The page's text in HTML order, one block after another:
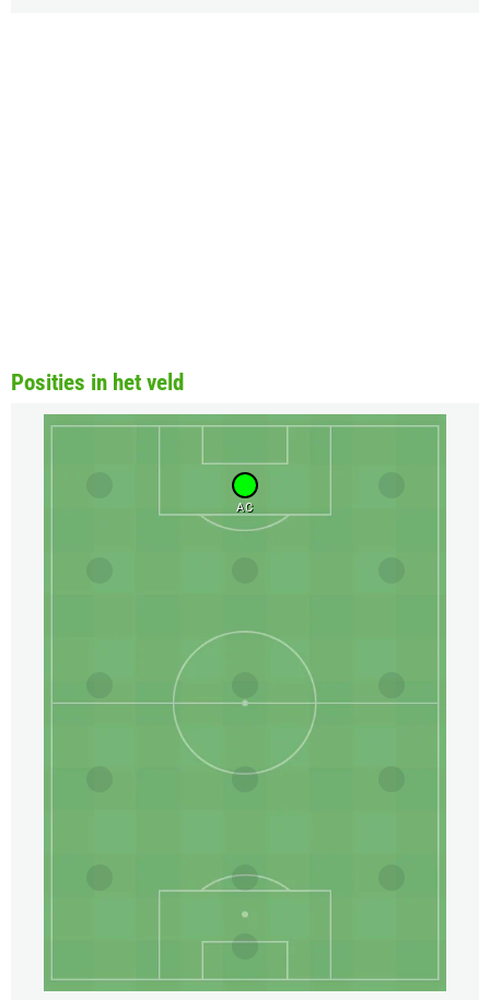
Posities in het veld
AC